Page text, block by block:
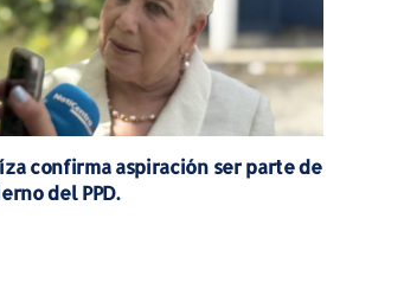
confirma aspiración ser parte de
del PPD.